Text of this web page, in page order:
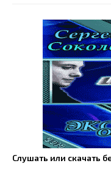
Слушать или скачать